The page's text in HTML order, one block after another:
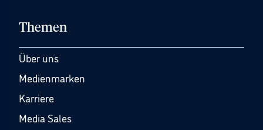
Themen
Über uns
Medienmarken
Karriere
Media Sales